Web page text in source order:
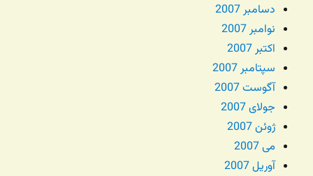
دسامبر 2007
نوامبر 2007
اکتبر 2007
سپتامبر 2007
آگوست 2007
جولای 2007
ژوئن 2007
می 2007
آوریل 2007